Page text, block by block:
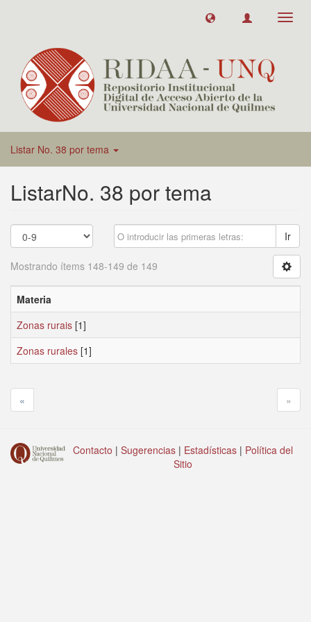
Listar No. 38 por tema
ListarNo. 38 por tema
Ir
Mostrando ítems 148-149 de 149
Materia
Zonas rurais [1]
Zonas rurales [1]
« »
Contacto | Sugerencias | Estadísticas | Política del
Sitio